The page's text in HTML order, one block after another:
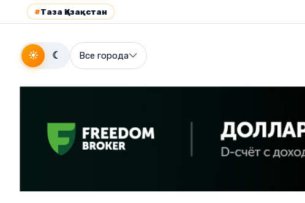
#Таза Қазақстан
☀ ☾ Все города